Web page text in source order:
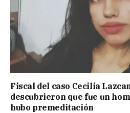
Fiscal del caso Cecilia
descubrieron que fue un
hubo premeditación